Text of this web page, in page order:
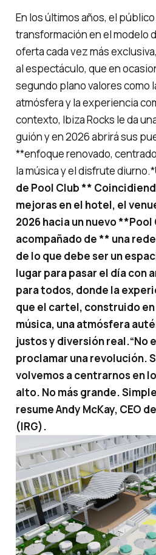
En los últimos años, el
transformación en el modelo
oferta cada vez más
al espectáculo, que en
segundo plano valores como
atmósfera y la experiencia
contexto, Ibiza Rocks le da
guión y en 2026 abrirá sus
**enfoque renovado,
la música y el disfrute diurno.*
de Pool Club **
mejoras en el hotel, el
2026 hacia un nuevo **Pool
acompañado de ** una
de lo que debe ser un
lugar para pasar el día con
para todos, donde la
que el cartel, construido
música, una atmósfera
justos y diversión real.“No
proclamar una revolución.
volvemos a centrarnos en
alto. No más grande.
resumeAndy McKay, CEO
(IRG).